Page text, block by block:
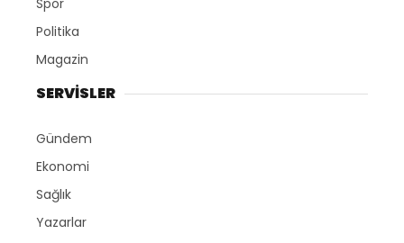
Spor
Politika
Magazin
SERVİSLER
Gündem
Ekonomi
Sağlık
Yazarlar